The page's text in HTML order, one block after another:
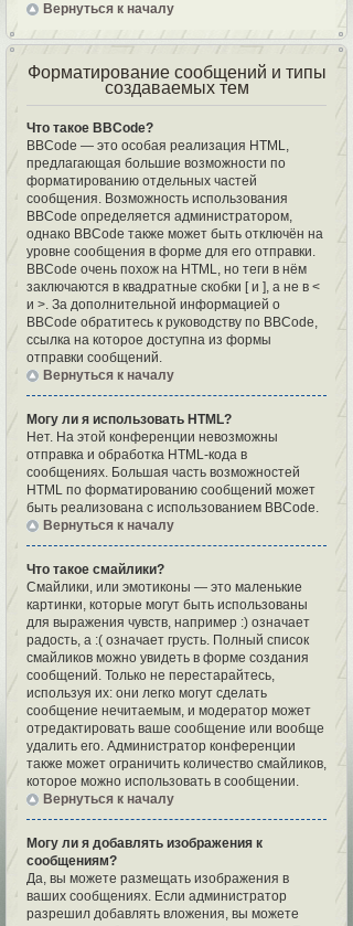
Вернуться к началу
Форматирование сообщений и типы
создаваемых тем
Что такое BBCode?
BBCode — это особая реализация HTML,
предлагающая большие возможности по
форматированию отдельных частей
сообщения. Возможность использования
BBCode определяется администратором,
однако BBCode также может быть отключён на
уровне сообщения в форме для его отправки.
BBCode очень похож на HTML, но теги в нём
заключаются в квадратные скобки [ и ], а не в <
и >. За дополнительной информацией о
BBCode обратитесь к руководству по BBCode,
ссылка на которое доступна из формы
отправки сообщений.
Вернуться к началу
Могу ли я использовать HTML?
Нет. На этой конференции невозможны
отправка и обработка HTML-кода в
сообщениях. Большая часть возможностей
HTML по форматированию сообщений может
быть реализована с использованием BBCode.
Вернуться к началу
Что такое смайлики?
Смайлики, или эмотиконы — это маленькие
картинки, которые могут быть использованы
для выражения чувств, например :) означает
радость, а :( означает грусть. Полный список
смайликов можно увидеть в форме создания
сообщений. Только не перестарайтесь,
используя их: они легко могут сделать
сообщение нечитаемым, и модератор может
отредактировать ваше сообщение или вообще
удалить его. Администратор конференции
также может ограничить количество смайликов,
которое можно использовать в сообщении.
Вернуться к началу
Могу ли я добавлять изображения к
сообщениям?
Да, вы можете размещать изображения в
ваших сообщениях. Если администратор
разрешил добавлять вложения, вы можете